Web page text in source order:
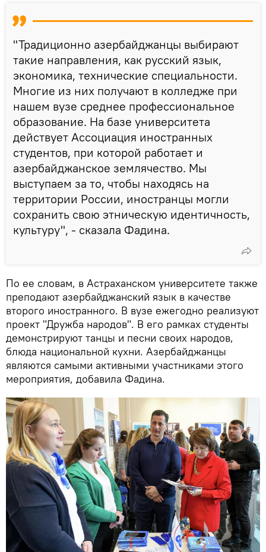
"Традиционно азербайджанцы выбирают
такие направления, как русский язык,
экономика, технические специальности.
Многие из них получают в колледже при
нашем вузе среднее профессиональное
образование. На базе университета
действует Ассоциация иностранных
студентов, при которой работает и
азербайджанское землячество. Мы
выступаем за то, чтобы находясь на
территории России, иностранцы могли
сохранить свою этническую идентичность,
культуру", - сказала Фадина.
По ее словам, в Астраханском университете также
преподают азербайджанский язык в качестве
второго иностранного. В вузе ежегодно реализуют
проект "Дружба народов". В его рамках студенты
демонстрируют танцы и песни своих народов,
блюда национальной кухни. Азербайджанцы
являются самыми активными участниками этого
мероприятия, добавила Фадина.